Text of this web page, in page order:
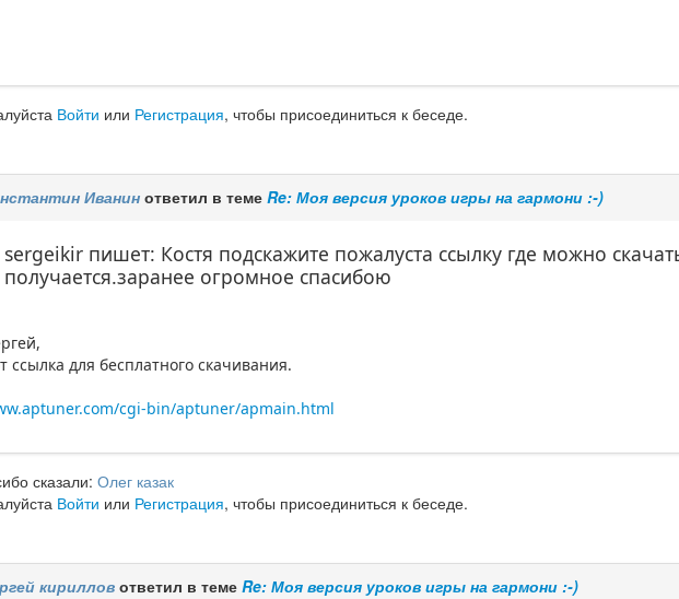
Войти или Регистрация, чтобы присоединиться к беседе.
Иванин ответил в темеRe: Моя версия уроков игры на гармони :-)
sergeikir пишет: Костя подскажите пожалуста ссылку где можно
получается.заранее огромное спасибою
ссылка для бесплатного скачивания.
cgi-bin/aptuner/apmain.html
сказали:Олег казак
Войти или Регистрация, чтобы присоединиться к беседе.
кириллов ответил в темеRe: Моя версия уроков игры на гармони :-)